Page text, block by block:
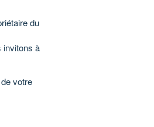
du
invitons à
votre